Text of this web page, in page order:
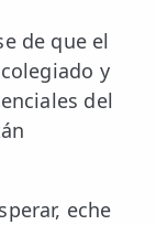
de que el
y
del
eche